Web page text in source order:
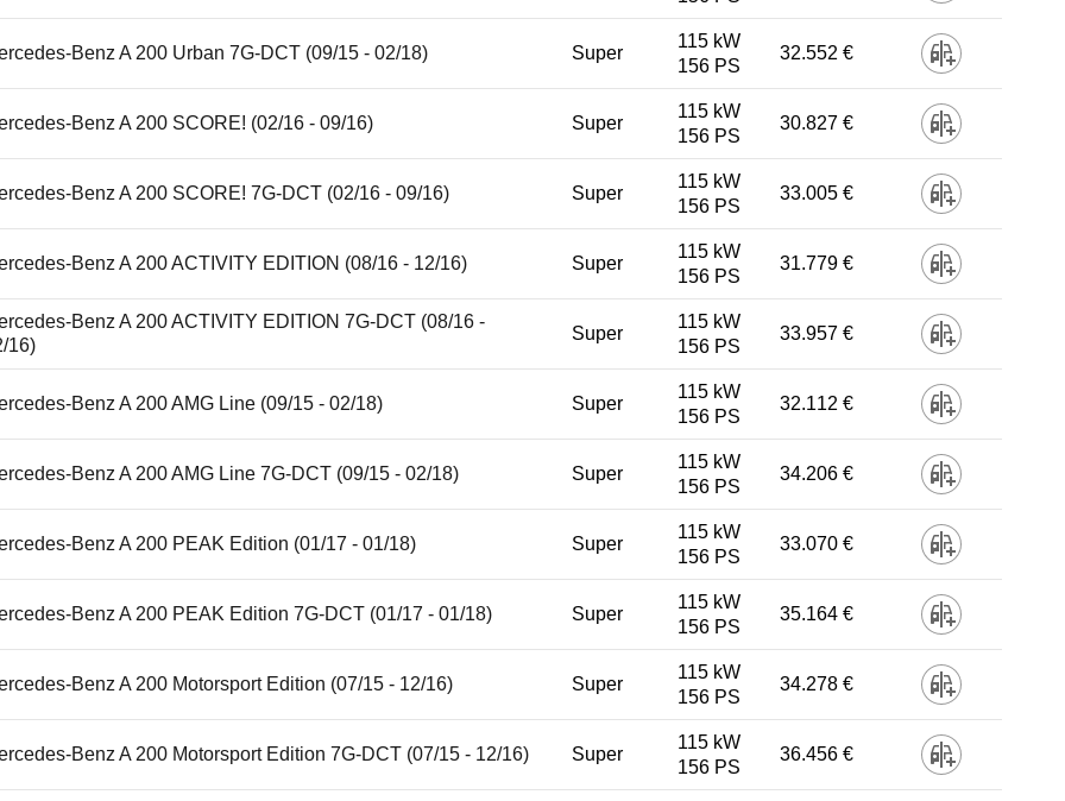
Benz A 200 Urban 7G-DCT (09/15 - 02/18) Super
115 kW
156 PS
32.552 €
Benz A 200 SCORE! (02/16 - 09/16) Super
115 kW
156 PS
30.827 €
Benz A 200 SCORE! 7G-DCT (02/16 - 09/16) Super
115 kW
156 PS
33.005 €
Benz A 200 ACTIVITY EDITION (08/16 - 12/16) Super
115 kW
156 PS
31.779 €
Benz A 200 ACTIVITY EDITION 7G-DCT (08/16 -
16)
Super
115 kW
156 PS
33.957 €
Benz A 200 AMG Line (09/15 - 02/18) Super
115 kW
156 PS
32.112 €
Benz A 200 AMG Line 7G-DCT (09/15 - 02/18) Super
115 kW
156 PS
34.206 €
Benz A 200 PEAK Edition (01/17 - 01/18) Super
115 kW
156 PS
33.070 €
Benz A 200 PEAK Edition 7G-DCT (01/17 - 01/18) Super
115 kW
156 PS
35.164 €
Benz A 200 Motorsport Edition (07/15 - 12/16) Super
115 kW
156 PS
34.278 €
Benz A 200 Motorsport Edition 7G-DCT (07/15 - 12/16) Super
115 kW
156 PS
36.456 €